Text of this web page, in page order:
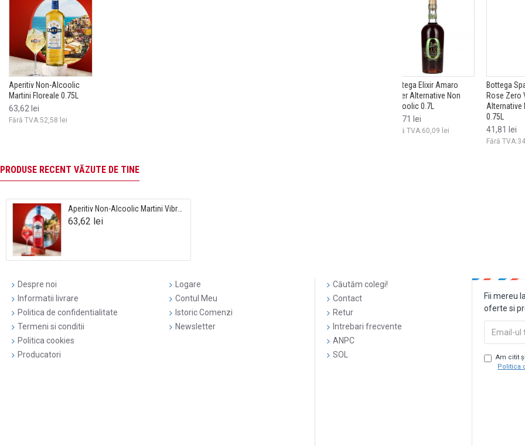
Aperitiv Non-Alcoolic
Martini Floreale 0.75L
63,62 lei
Fără TVA:52,58 lei
Aperitiv Non-Alcoolic
Martini Floreale 0.75L
63,62 lei
Fără TVA:52,58 lei
Bottega Sparkling Life
Rose Zero Vin Spumant
Alternative Non Alcoolic
0.75L
41,81 lei
Bottega
White
0.2L
17,25 lei
Fără
PRODUSE RECENT VĂZUTE DE TINE
Aperitiv Non-Alcoolic Martini Vibrante 0.75L
63,62 lei
Despre noi
Informatii livrare
Politica de confidentialitate
Termeni si conditii
Politica cookies
Producatori
Logare
Contul Meu
Istoric Comenzi
Newsletter
Căutăm colegi!
Contact
Retur
Intrebari frecvente
ANPC
SOL
Fii mereu
oferte si
Am citit
Politica